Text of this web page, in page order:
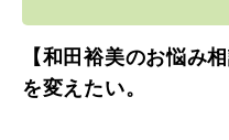
【和田裕美のお悩み
を変えたい。